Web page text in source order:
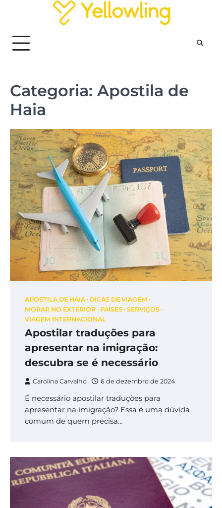
Categoria: Apostila de
Haia
APOSTILA DE HAIA
DICAS DE VIAGEM
MORAR NO EXTERIOR
PAÍSES SERVIÇOS
VIAGEM INTERNACIONAL
Apostilar traduções para
apresentar na imigração:
descubra se é necessário
Carolina Carvalho 6 de dezembro de 2024
É necessário apostilar traduções para
apresentar na imigração? Essa é uma dúvida
comum de quem precisa…